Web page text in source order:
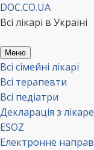
Перейти
до
DOC.CO.UA
Всі лікарі в Україні
Меню
Всі сімейні лікарі
Всі терапевти
Всі педіатри
Декларація з
ESOZ
Електронне